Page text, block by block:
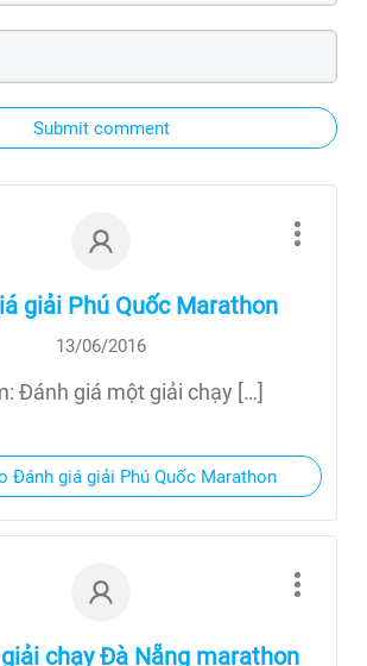
Submit comment
giải Phú Quốc Marathon
13/06/2016
Đánh giá một giải chạy […]
Đánh giá giải Phú Quốc Marathon
chạy Đà Nẵng marathon